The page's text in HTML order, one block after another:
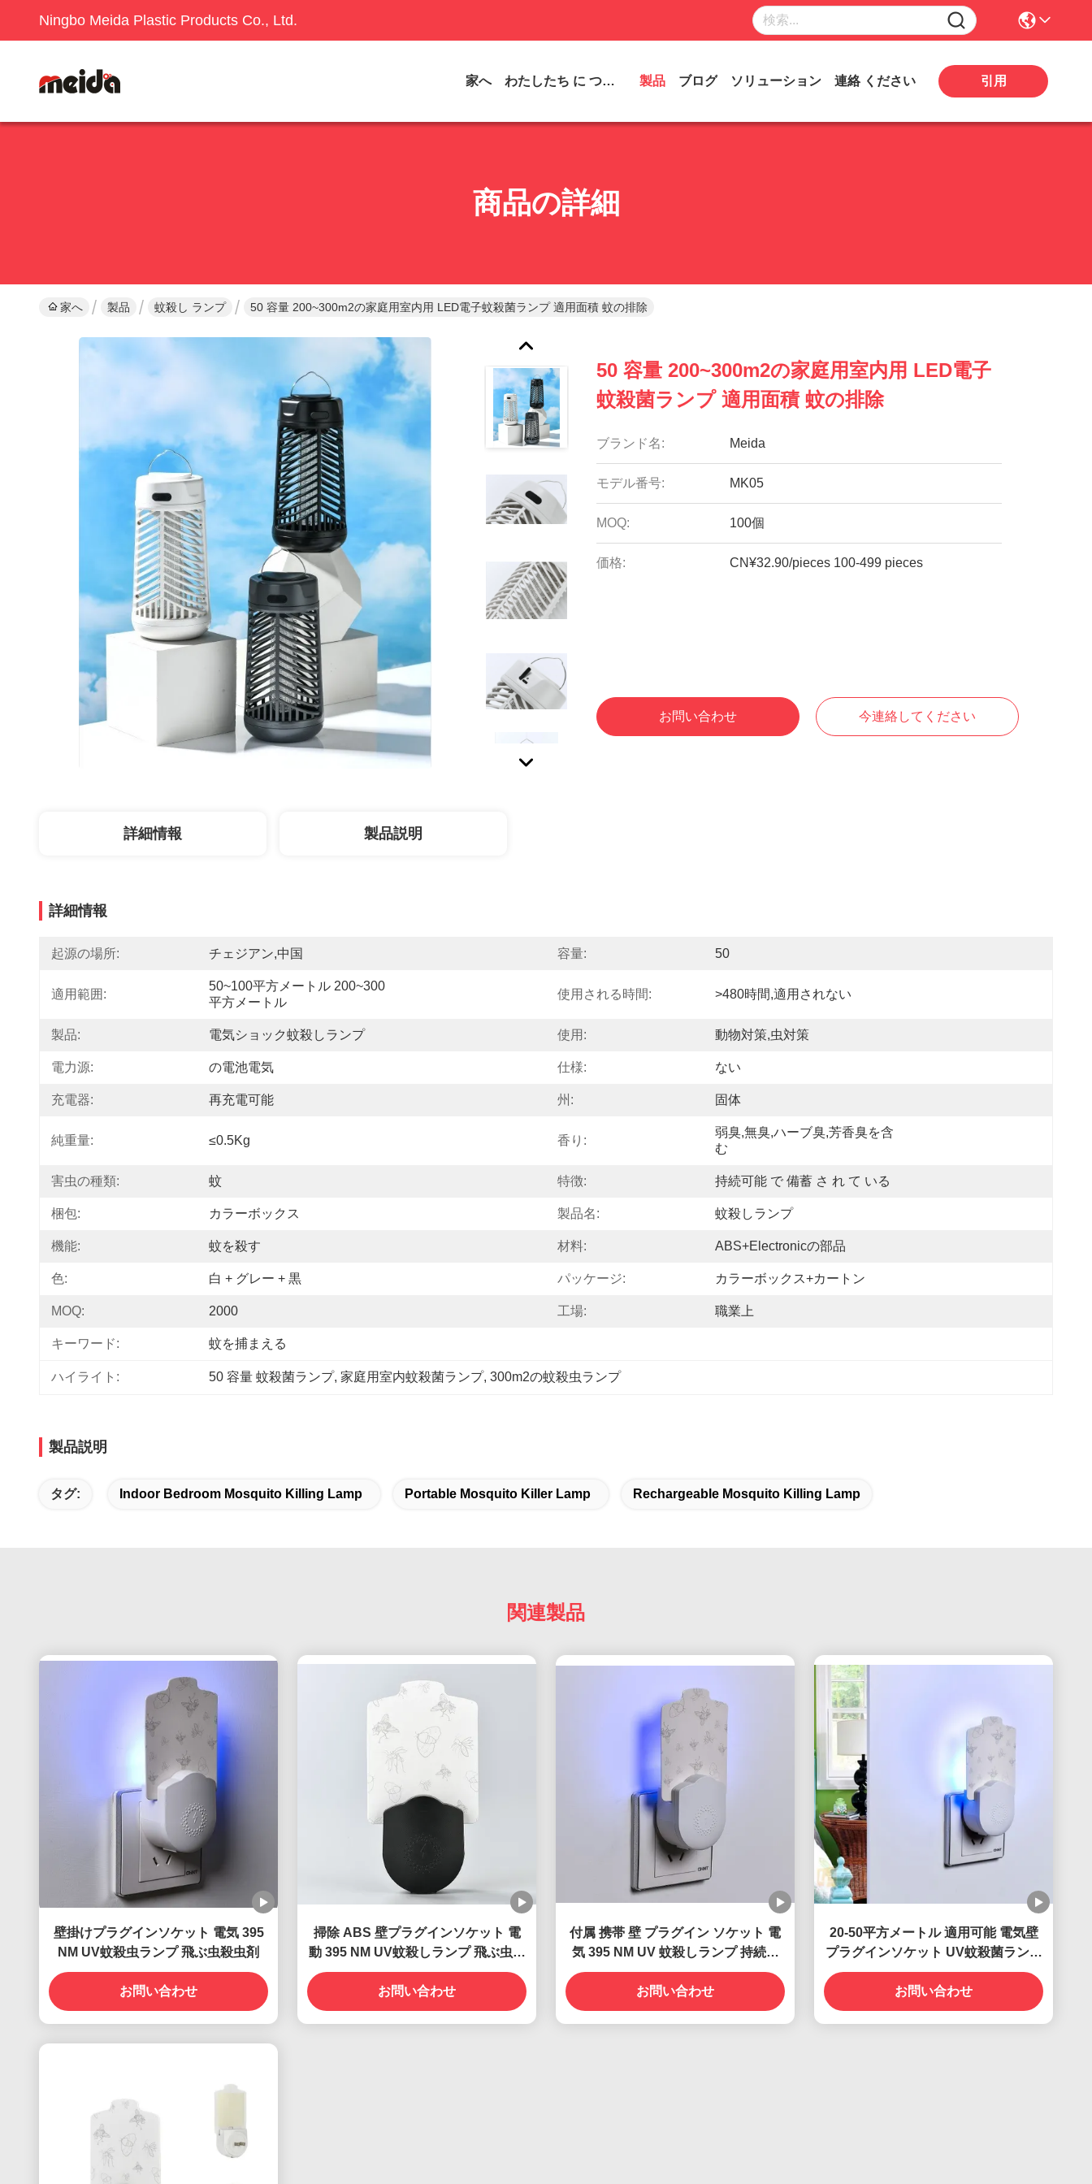
Ningbo Meida Plastic Products Co., Ltd.
家へ わたしたち に つい て 製品 ブログ ソリューション 連絡 ください 引用
商品の詳細
家へ 製品 蚊殺し ランプ 50 容量 200~300m2の家庭用室内用 LED電子蚊殺菌ランプ 適用面積 蚊の排除
50 容量 200~300m2の家庭用室内用 LED電子
蚊殺菌ランプ 適用面積 蚊の排除
ブランド名: Meida
モデル番号: MK05
MOQ: 100個
価格: CN¥32.90/pieces 100-499 pieces
お問い合わせ 今連絡してください
詳細情報 製品説明
詳細情報
起源の場所: チェジアン,中国 容量: 50
適用範囲:
50~100平方メートル 200~300
平方メートル
使用される時間: >480時間,適用されない
製品: 電気ショック蚊殺しランプ 使用: 動物対策,虫対策
電力源: の電池電気 仕様: ない
充電器: 再充電可能 州: 固体
純重量: ≤0.5Kg 香り:
弱臭,無臭,ハーブ臭,芳香臭を含
む
害虫の種類: 蚊 特徴: 持続可能 で 備蓄 さ れ て いる
梱包: カラーボックス 製品名: 蚊殺しランプ
機能: 蚊を殺す 材料: ABS+electronicの部品
色: 白 + グレー + 黒 パッケージ: カラーボックス+カートン
MOQ: 2000 工場: 職業上
キーワード: 蚊を捕まえる
ハイライト: 50 容量 蚊殺菌ランプ, 家庭用室内蚊殺菌ランプ, 300m2の蚊殺虫ランプ
製品説明
タグ: Indoor Bedroom Mosquito Killing Lamp Portable Mosquito Killer Lamp Rechargeable Mosquito Killing Lamp
関連製品
壁掛けプラグインソケット 電気 395
NM UV蚊殺虫ランプ 飛ぶ虫殺虫剤
お問い合わせ
掃除 ABS 壁プラグインソケット 電
動 395 NM UV蚊殺しランプ 飛ぶ虫殺
し罠
お問い合わせ
付属 携帯 壁 プラグイン ソケット 電
気 395 NM UV 蚊殺しランプ 持続可
能で効果的な昆虫対策
お問い合わせ
20-50平方メートル 適用可能 電気壁
プラグインソケット UV蚊殺菌ランプ
固体状態 高効率
お問い合わせ